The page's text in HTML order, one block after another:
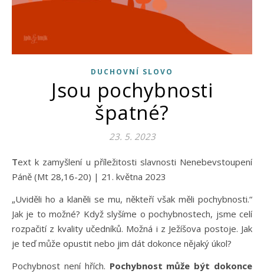
DUCHOVNÍ SLOVO
Jsou pochybnosti
špatné?
23. 5. 2023
Text k zamyšlení u příležitosti slavnosti Nenebevstoupení
Páně (Mt 28,16-20) | 21. května 2023
„Uviděli ho a klaněli se mu, někteří však měli pochybnosti.“
Jak je to možné? Když slyšíme o pochybnostech, jsme celí
rozpačití z kvality učedníků. Možná i z Ježíšova postoje. Jak
je teď může opustit nebo jim dát dokonce nějaký úkol?
Pochybnost není hřích. Pochybnost může být dokonce